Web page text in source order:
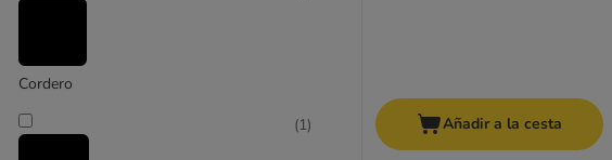
Cordero
(1) Añadir a la cesta